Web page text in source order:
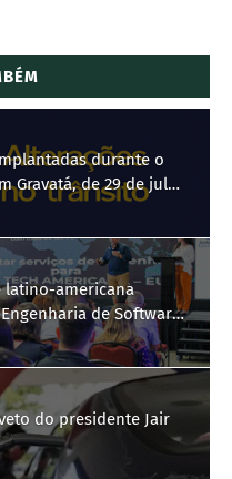
durante o
Gravatá, de 29 de julho
latino-americana
de Software;
do presidente Jair